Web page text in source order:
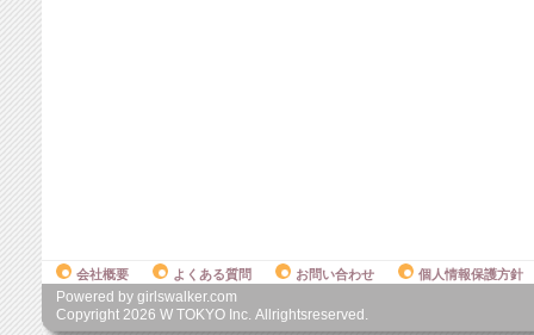
会社概要 よくある質問 お問い合わせ 個人情報保護方針
Powered by girlswalker.com
Copyright 2026 W TOKYO Inc. Allrightsreserved.